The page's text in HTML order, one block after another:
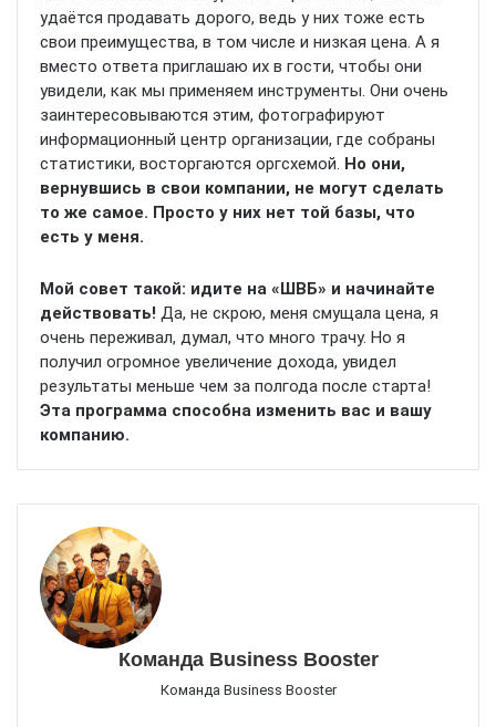
удаётся продавать дорого, ведь у них тоже есть
свои преимущества, в том числе и низкая цена. А я
вместо ответа приглашаю их в гости, чтобы они
увидели, как мы применяем инструменты. Они очень
заинтересовываются этим, фотографируют
информационный центр организации, где собраны
статистики, восторгаются оргсхемой. Но они,
вернувшись в свои компании, не могут сделать
то же самое. Просто у них нет той базы, что
есть у меня.
Мой совет такой: идите на «ШВБ» и начинайте
действовать! Да, не скрою, меня смущала цена, я
очень переживал, думал, что много трачу. Но я
получил огромное увеличение дохода, увидел
результаты меньше чем за полгода после старта!
Эта программа способна изменить вас и вашу
компанию.
Команда Business Booster
Команда Business Booster